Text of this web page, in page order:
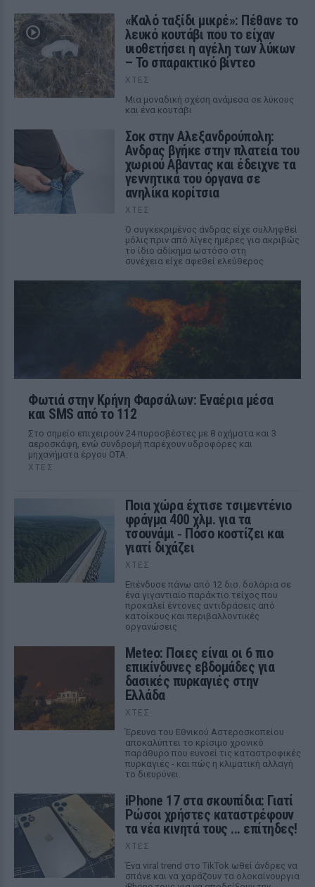
«Καλό ταξίδι μικρέ»: Πέθανε το
λευκό κουτάβι που το είχαν
υιοθετήσει η αγέλη των λύκων
– Το σπαρακτικό βίντεο
ΧΤΕΣ
Μια μοναδική σχέση ανάμεσα σε λύκους
και ένα κουτάβι
Σοκ στην Αλεξανδρούπολη:
Ανδρας βγήκε στην πλατεία του
χωριού Αβαντας και έδειχνε τα
γεννητικά του όργανα σε
ανηλίκα κορίτσια
ΧΤΕΣ
Ο συγκεκριμένος άνδρας είχε συλληφθεί
μόλις πριν από λίγες ημέρες για ακριβώς
το ίδιο αδίκημα ωστόσο στη
συνέχεια είχε αφεθεί ελεύθερος
Φωτιά στην Κρήνη Φαρσάλων: Εναέρια μέσα
και SMS από το 112
Στο σημείο επιχειρούν 24 πυροσβέστες με 8 οχήματα και 3
αεροσκάφη, ενώ συνδρομή παρέχουν υδροφόρες και
μηχανήματα έργου ΟΤΑ.
ΧΤΕΣ
Ποια χώρα έχτισε τσιμεντένιο
φράγμα 400 χλμ. για τα
τσουνάμι ‑ Πόσο κοστίζει και
γιατί διχάζει
ΧΤΕΣ
Επένδυσε πάνω από 12 δισ. δολάρια σε
ένα γιγαντιαίο παράκτιο τείχος που
προκαλεί έντονες αντιδράσεις από
κατοίκους και περιβαλλοντικές
οργανώσεις
Meteo: Ποιες είναι οι 6 πιο
επικίνδυνες εβδομάδες για
δασικές πυρκαγιές στην
Ελλάδα
ΧΤΕΣ
Έρευνα του Εθνικού Αστεροσκοπείου
αποκαλύπτει το κρίσιμο χρονικό
παράθυρο που ευνοεί τις καταστροφικές
πυρκαγιές - και πώς η κλιματική αλλαγή
το διευρύνει.
iPhone 17 στα σκουπίδια: Γιατί
Ρώσοι χρήστες καταστρέφουν
τα νέα κινητά τους ... επίτηδες!
ΧΤΕΣ
Ένα viral trend στο TikTok ωθεί άνδρες να
σπάνε και να χαράζουν τα ολοκαίνουργια